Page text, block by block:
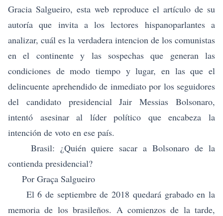
Gracia Salgueiro, esta web reproduce el artículo de su
autoría que invita a los lectores hispanoparlantes a
analizar, cuál es la verdadera intencion de los comunistas
en el continente y las sospechas que generan las
condiciones de modo tiempo y lugar, en las que el
delincuente aprehendido de inmediato por los seguidores
del candidato presidencial Jair Messias Bolsonaro,
intentó asesinar al líder político que encabeza la
intención de voto en ese país.
Brasil: ¿Quién quiere sacar a Bolsonaro de la
contienda presidencial?
Por Graça Salgueiro
El 6 de septiembre de 2018 quedará grabado en la
memoria de los brasileños. A comienzos de la tarde,